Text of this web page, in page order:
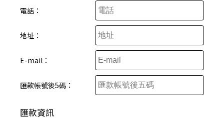
電話：
地址：
E-mail：
匯款帳號後5碼：
匯款資訊